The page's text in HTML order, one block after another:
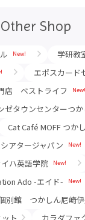
Other Shop
New! 学研教
エポスカード
店 ベストライフ New!
タウンセンターつか
Cat Café MOFF つか
アタージャパン New!
ハ英語学院 New!
Ado -エイド- New!
個別館 つかしん尼崎
ト
カラダファ